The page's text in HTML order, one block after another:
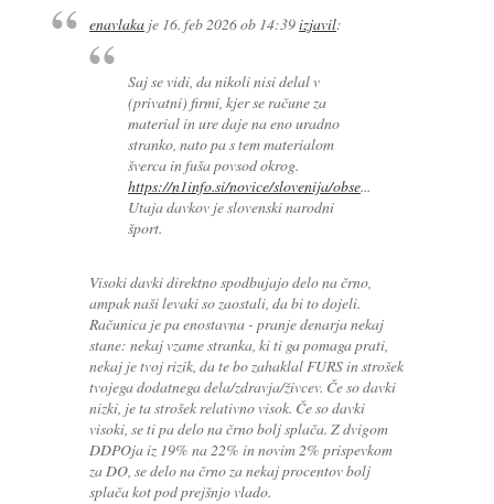
enavlaka je 16. feb 2026 ob 14:39izjavil:
Saj se vidi, da nikoli nisi delal v
(privatni) firmi, kjer se račune za
material in ure daje na eno uradno
stranko, nato pa s tem materialom
šverca in fuša povsod okrog.
https://n1info.si/novice/slovenija/obse...
Utaja davkov je slovenski narodni
šport.
Visoki davki direktno spodbujajo delo na črno,
ampak naši levaki so zaostali, da bi to dojeli.
Računica je pa enostavna - pranje denarja nekaj
stane: nekaj vzame stranka, ki ti ga pomaga prati,
nekaj je tvoj rizik, da te bo zahaklal FURS in strošek
tvojega dodatnega dela/zdravja/živcev. Če so davki
nizki, je ta strošek relativno visok. Če so davki
visoki, se ti pa delo na črno bolj splača. Z dvigom
DDPOja iz 19% na 22% in novim 2% prispevkom
za DO, se delo na črno za nekaj procentov bolj
splača kot pod prejšnjo vlado.